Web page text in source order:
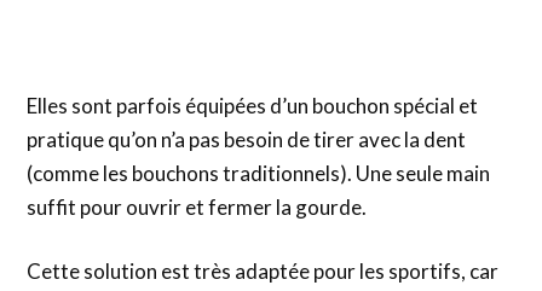
Elles sont parfois équipées d’un bouchon spécial et
pratique qu’on n’a pas besoin de tirer avec la dent
(comme les bouchons traditionnels). Une seule main
suffit pour ouvrir et fermer la gourde.
Cette solution est très adaptée pour les sportifs, car